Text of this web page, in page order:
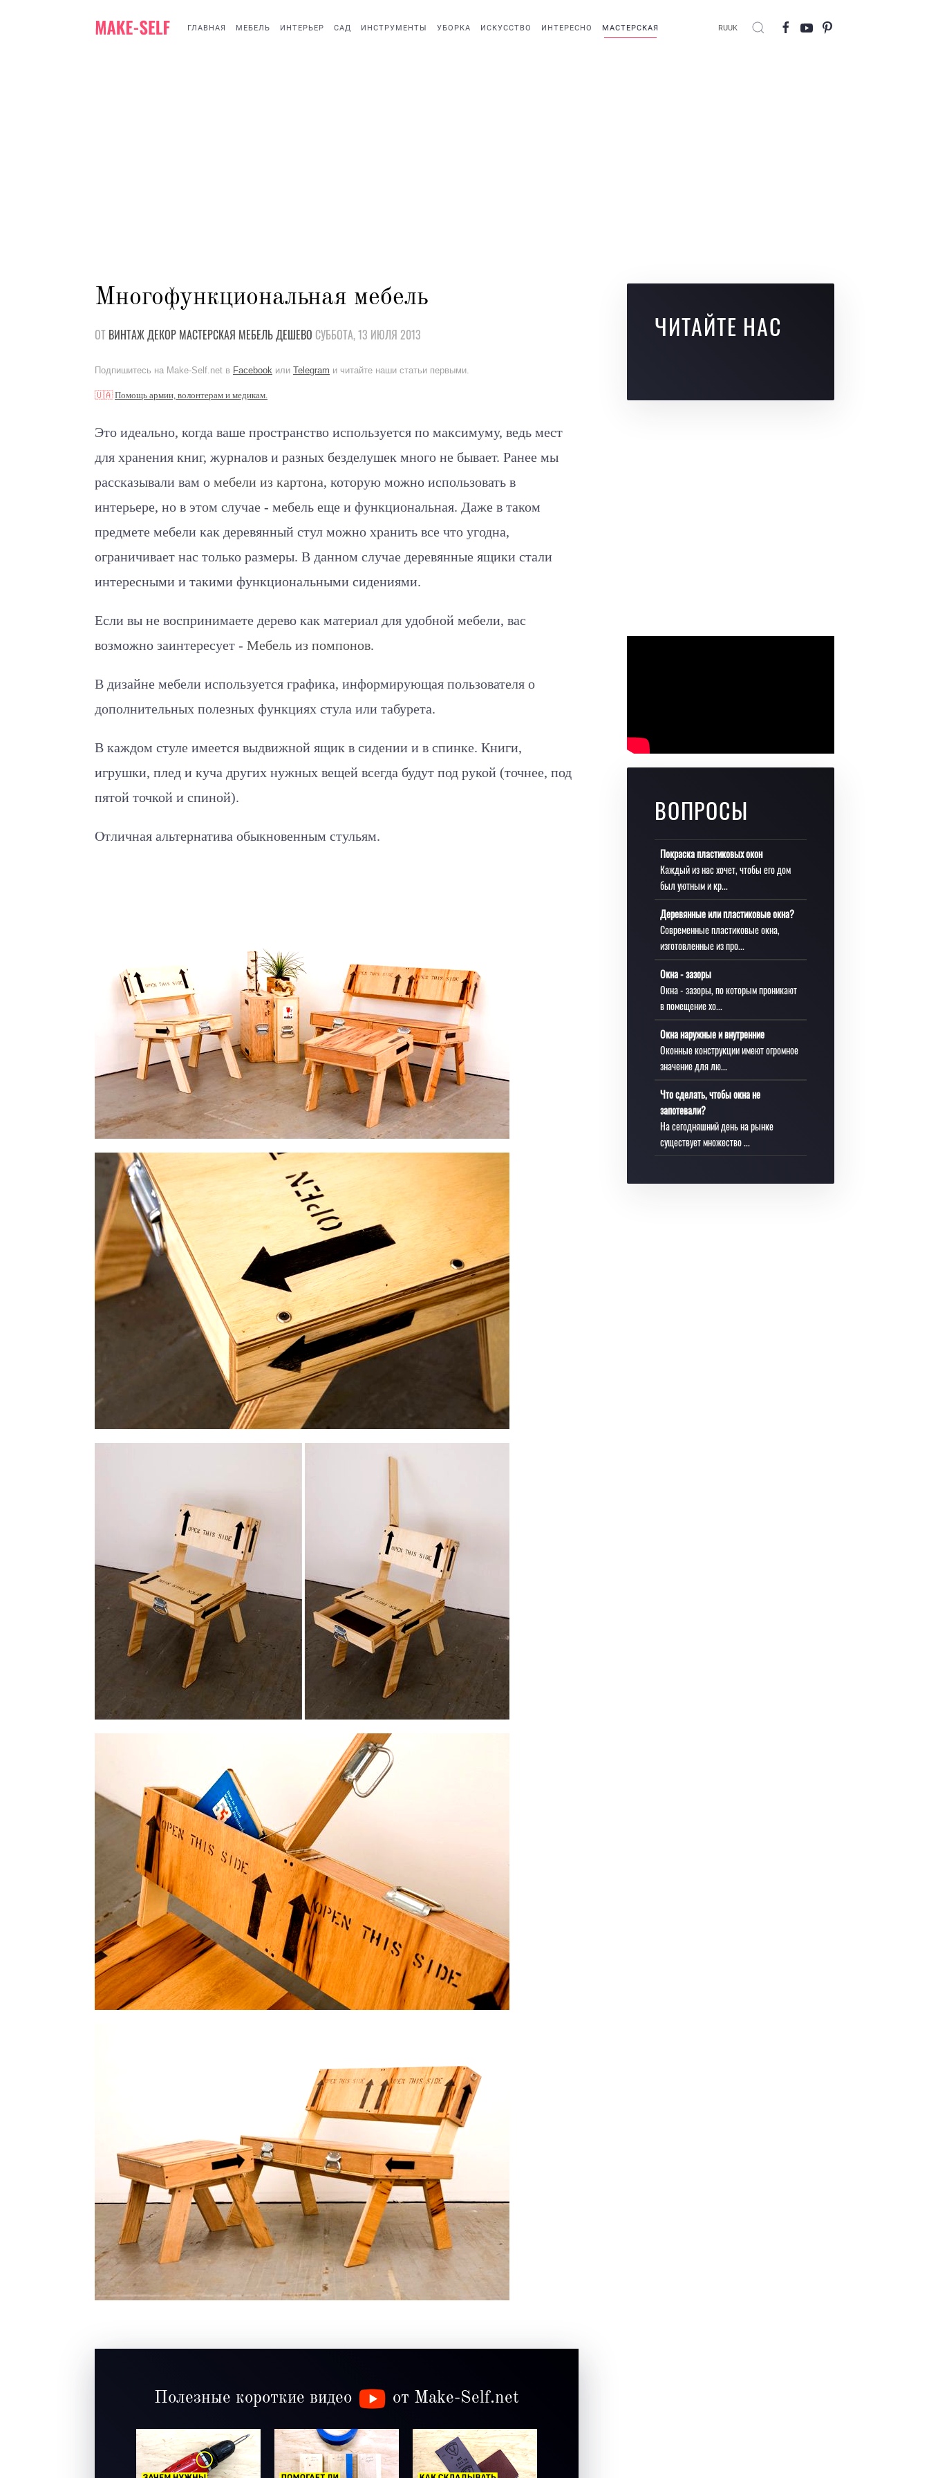
ГЛАВНАЯ МЕБЕЛЬ ИНТЕРЬЕР САД ИНСТРУМЕНТЫ УБОРКА ИСКУССТВО ИНТЕРЕСНО МАСТЕРСКАЯ RUUK
Многофункциональная мебель
ОТ ВИНТАЖДЕКОР МАСТЕРСКАЯ МЕБЕЛЬДЕШЕВО СУББОТА, 13 ИЮЛЯ 2013
Подпишитесь на Make-Self.net в Facebook или Telegram и читайте наши статьи первыми.
🇺🇦Помощь армии, волонтерам и медикам.
Это идеально, когда ваше пространство используется по максимуму, ведь мест
для хранения книг, журналов и разных безделушек много не бывает. Ранее мы
рассказывали вам о мебели из картона, которую можно использовать в
интерьере, но в этом случае - мебель еще и функциональная. Даже в таком
предмете мебели как деревянный стул можно хранить все что угодна,
ограничивает нас только размеры. В данном случае деревянные ящики стали
интересными и такими функциональными сидениями.
Если вы не воспринимаете дерево как материал для удобной мебели, вас
возможно заинтересует - Мебель из помпонов.
В дизайне мебели используется графика, информирующая пользователя о
дополнительных полезных функциях стула или табурета.
В каждом стуле имеется выдвижной ящик в сидении и в спинке. Книги,
игрушки, плед и куча других нужных вещей всегда будут под рукой (точнее, под
пятой точкой и спиной).
Отличная альтернатива обыкновенным стульям.
Полезные короткие видео от Make-Self.net
ЧИТАЙТЕ НАС
ВОПРОСЫ
Покраска пластиковых окон
Каждый из нас хочет, чтобы его дом
был уютным и кр...
Деревянные или пластиковые окна?
Современные пластиковые окна,
изготовленные из про...
Окна - зазоры
Окна - зазоры, по которым проникают
в помещение хо...
Окна наружные и внутренние
Оконные конструкции имеют огромное
значение для лю...
Что сделать, чтобы окна не
запотевали?
На сегодняшний день на рынке
существует множество ...